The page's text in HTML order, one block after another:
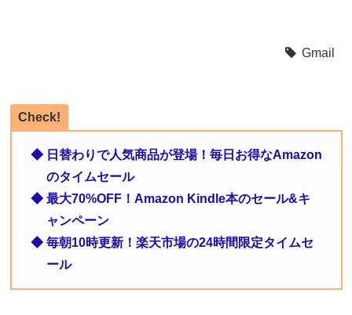
Gmail
Check!
◆ 日替わりで人気商品が登場！毎日お得なAmazon
のタイムセール
◆ 最大70%OFF！Amazon Kindle本のセール&キ
ャンペーン
◆ 毎朝10時更新！楽天市場の24時間限定タイムセ
ール